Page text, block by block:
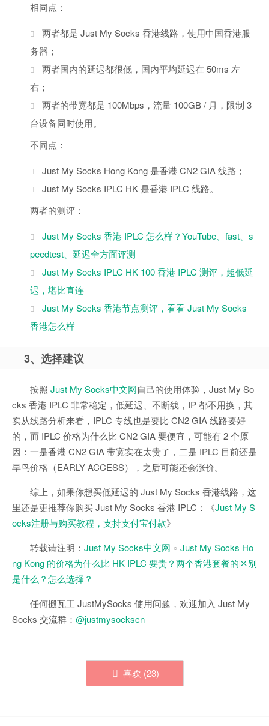
相同点：
两者都是 Just My Socks 香港线路，使用中国香港服
务器；
两者国内的延迟都很低，国内平均延迟在 50ms 左
右；
两者的带宽都是 100Mbps，流量 100GB / 月，限制 3
台设备同时使用。
不同点：
Just My Socks Hong Kong 是香港 CN2 GIA 线路；
Just My Socks IPLC HK 是香港 IPLC 线路。
两者的测评：
Just My Socks 香港 IPLC 怎么样？YouTube、fast、s
peedtest、延迟全方面评测
Just My Socks IPLC HK 100 香港 IPLC 测评，超低延
迟，堪比直连
Just My Socks 香港节点测评，看看 Just My Socks
香港怎么样
3、选择建议
按照 Just My Socks中文网自己的使用体验，Just My So
cks 香港 IPLC 非常稳定，低延迟、不断线，IP 都不用换，其
实从线路分析来看，IPLC 专线也是要比 CN2 GIA 线路要好
的，而 IPLC 价格为什么比 CN2 GIA 要便宜，可能有 2 个原
因：一是香港 CN2 GIA 带宽实在太贵了，二是 IPLC 目前还是
早鸟价格（EARLY ACCESS），之后可能还会涨价。
综上，如果你想买低延迟的 Just My Socks 香港线路，这
里还是更推荐你购买 Just My Socks 香港 IPLC：《Just My S
ocks注册与购买教程，支持支付宝付款》
转载请注明： Just My Socks中文网 » Just My Socks Ho
ng Kong 的价格为什么比 HK IPLC 要贵？两个香港套餐的区别
是什么？怎么选择？
任何搬瓦工 JustMySocks 使用问题，欢迎加入 Just My
Socks 交流群： @justmysockscn
喜欢 (23)